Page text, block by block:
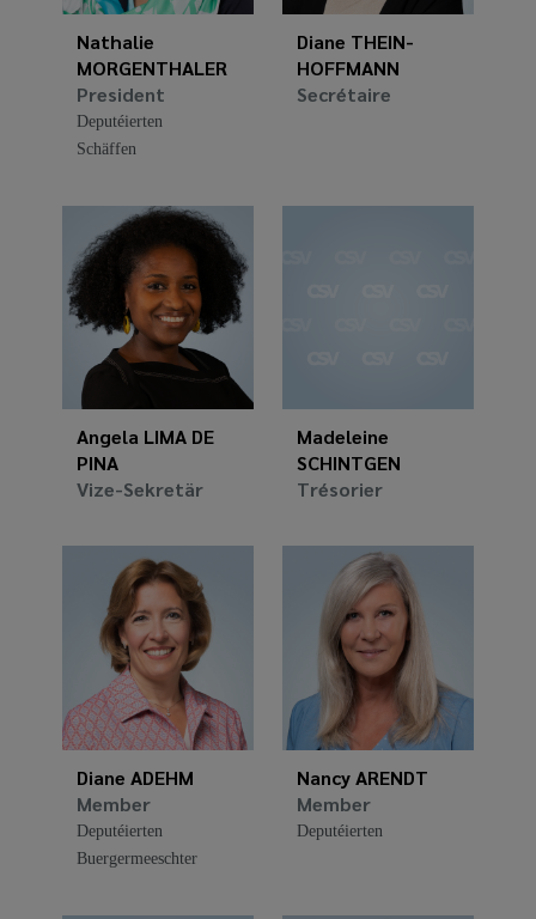
Nathalie
MORGENTHALER
President
Deputéierten
Schäffen
Diane THEIN-
HOFFMANN
Secrétaire
Angela LIMA DE
PINA
Vize-Sekretär
Madeleine
SCHINTGEN
Trésorier
Diane ADEHM
Member
Deputéierten
Buergermeeschter
Nancy ARENDT
Member
Deputéierten